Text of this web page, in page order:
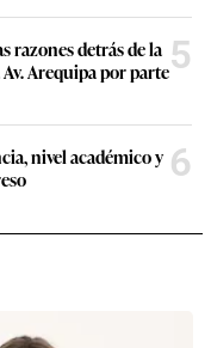
razones detrás de la
Arequipa por parte5
nivel académico y 6